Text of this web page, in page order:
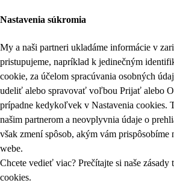
Nastavenia súkromia
My a naši partneri ukladáme informácie v
pristupujeme, napríklad k jedinečným
cookie, za účelom spracúvania osobných
udeliť alebo spravovať voľbou Prijať alebo
prípadne kedykoľvek v Nastavenia cookies.
našim partnerom a neovplyvnia údaje o
však zmení spôsob, akým vám prispôsobíme
webe.
Chcete vedieť viac? Prečítajte si naše zásady
cookies.